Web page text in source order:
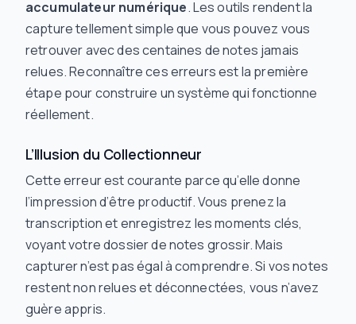
accumulateur numérique. Les outils rendent la
capture tellement simple que vous pouvez vous
retrouver avec des centaines de notes jamais
relues. Reconnaître ces erreurs est la première
étape pour construire un système qui fonctionne
réellement.
L’Illusion du Collectionneur
Cette erreur est courante parce qu’elle donne
l’impression d’être productif. Vous prenez la
transcription et enregistrez les moments clés,
voyant votre dossier de notes grossir. Mais
capturer n’est pas égal à comprendre. Si vos notes
restent non relues et déconnectées, vous n’avez
guère appris.